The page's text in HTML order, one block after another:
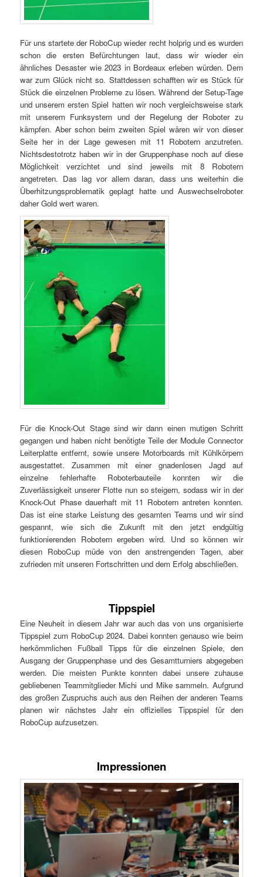
Für uns startete der RoboCup wieder recht holprig und es wurden
schon die ersten Befürchtungen laut, dass wir wieder ein
ähnliches Desaster wie 2023 in Bordeaux erleben würden. Dem
war zum Glück nicht so. Stattdessen schafften wir es Stück für
Stück die einzelnen Probleme zu lösen. Während der Setup-Tage
und unserem ersten Spiel hatten wir noch vergleichsweise stark
mit unserem Funksystem und der Regelung der Roboter zu
kämpfen. Aber schon beim zweiten Spiel wären wir von dieser
Seite her in der Lage gewesen mit 11 Robotern anzutreten.
Nichtsdestotrotz haben wir in der Gruppenphase noch auf diese
Möglichkeit verzichtet und sind jeweils mit 8 Robotern
angetreten. Das lag vor allem daran, dass uns weiterhin die
Überhitzungsproblematik geplagt hatte und Auswechselroboter
daher Gold wert waren.
Für die Knock-Out Stage sind wir dann einen mutigen Schritt
gegangen und haben nicht benötigte Teile der Module Connector
Leiterplatte entfernt, sowie unsere Motorboards mit Kühlkörpern
ausgestattet. Zusammen mit einer gnadenlosen Jagd auf
einzelne fehlerhafte Roboterbauteile konnten wir die
Zuverlässigkeit unserer Flotte nun so steigern, sodass wir in der
Knock-Out Phase dauerhaft mit 11 Robotern antreten konnten.
Das ist eine starke Leistung des gesamten Teams und wir sind
gespannt, wie sich die Zukunft mit den jetzt endgültig
funktionierenden Robotern ergeben wird. Und so können wir
diesen RoboCup müde von den anstrengenden Tagen, aber
zufrieden mit unseren Fortschritten und dem Erfolg abschließen.
Tippspiel
Eine Neuheit in diesem Jahr war auch das von uns organisierte
Tippspiel zum RoboCup 2024. Dabei konnten genauso wie beim
herkömmlichen Fußball Tipps für die einzelnen Spiele, den
Ausgang der Gruppenphase und des Gesamtturniers abgegeben
werden. Die meisten Punkte konnten dabei unsere zuhause
gebliebenen Teammitglieder Michi und Mike sammeln. Aufgrund
des großen Zuspruchs auch aus den Reihen der anderen Teams
planen wir nächstes Jahr ein offizielles Tippspiel für den
RoboCup aufzusetzen.
Impressionen